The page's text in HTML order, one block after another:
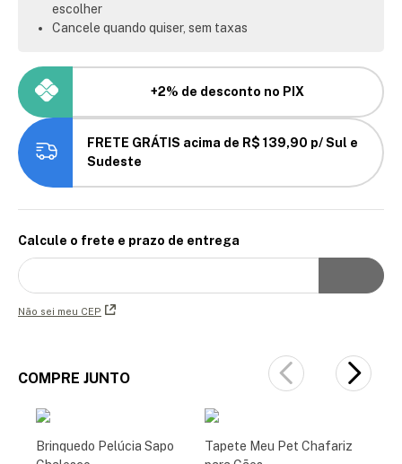
escolher
Cancele quando quiser, sem taxas
+2% de desconto no PIX
FRETE GRÁTIS acima de R$ 139,90 p/ Sul e
Sudeste
Calcule o frete e prazo de entrega
Não sei meu CEP
COMPRE JUNTO
Brinquedo Pelúcia Sapo
Tapete Meu Pet Chafariz